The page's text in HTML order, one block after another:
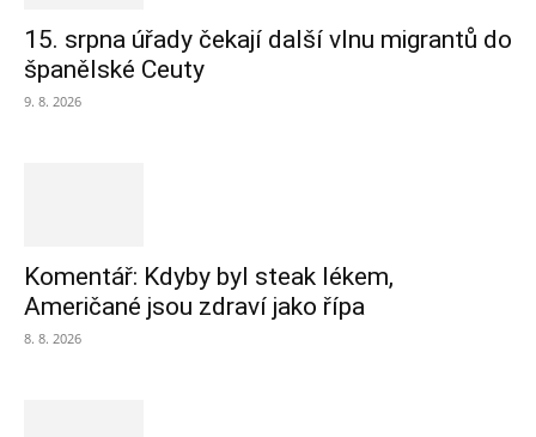
15. srpna úřady čekají další vlnu migrantů do
španělské Ceuty
9. 8. 2026
Komentář: Kdyby byl steak lékem,
Američané jsou zdraví jako řípa
8. 8. 2026